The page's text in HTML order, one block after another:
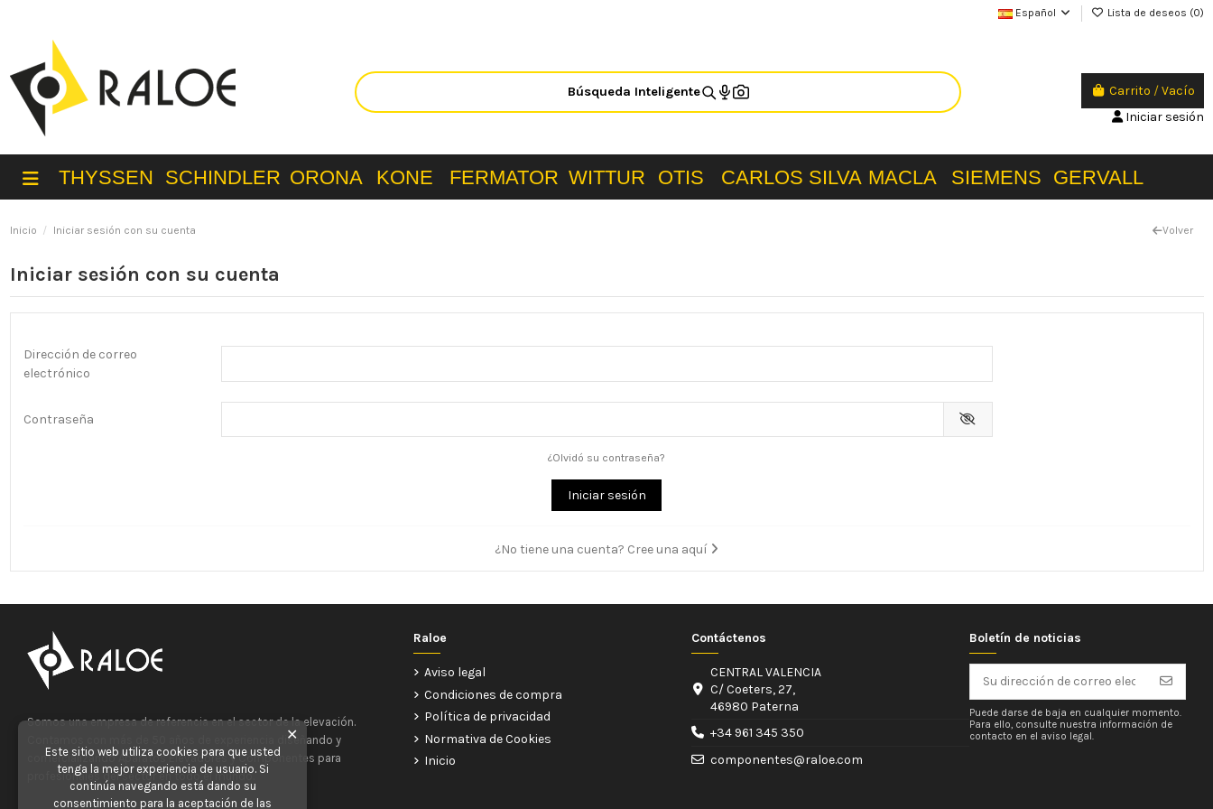
Español Lista de deseos (0)
Búsqueda Inteligente Carrito /Vacío
Iniciar sesión
THYSSEN SCHINDLER ORONA KONE FERMATOR WITTUR OTIS CARLOS SILVA MACLA SIEMENS GERVALL
Inicio Iniciar sesión con su cuenta Volver
Iniciar sesión con su cuenta
Dirección de correo
electrónico
Contraseña
¿Olvidó su contraseña?
Iniciar sesión
¿No tiene una cuenta? Cree una aquí
Somos una empresa de referencia en el sector de la elevación.
Contamos con más de 50 años de experiencia diseñando y
comercializando Aparatos Elevadores y Componentes para
profesionales del sector en todo el mundo.
Raloe
Aviso legal
Condiciones de compra
Política de privacidad
Normativa de Cookies
Inicio
Contáctenos
CENTRAL VALENCIA
C/ Coeters, 27,
46980 Paterna
+34 961 345 350
componentes@raloe.com
Boletín de noticias
Puede darse de baja en cualquier momento.
Para ello, consulte nuestra información de
contacto en el aviso legal.
✕
Este sitio web utiliza cookies para que usted
tenga la mejor experiencia de usuario. Si
continúa navegando está dando su
consentimiento para la aceptación de las